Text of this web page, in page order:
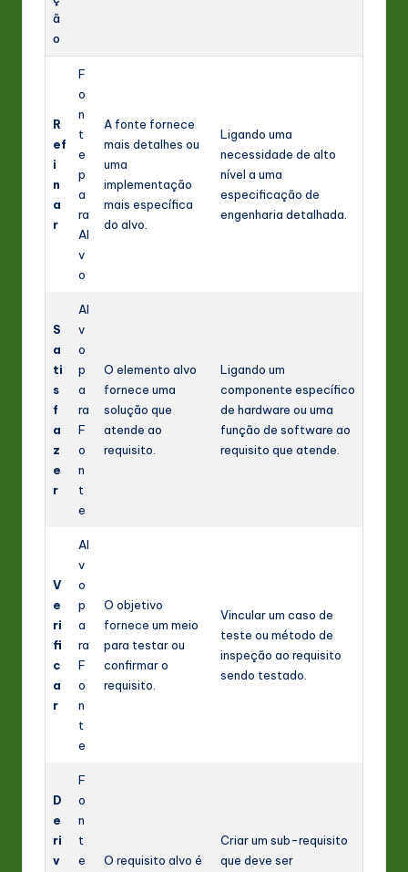
ã
o
R
ef
i
n
a
r
F
o
n
t
e
p
a
ra
Al
v
o
A fonte fornece
mais detalhes ou
uma
implementação
mais específica
do alvo.
Ligando uma
necessidade de alto
nível a uma
especificação de
engenharia detalhada.
S
a
ti
s
f
a
z
e
r
Al
v
o
p
a
ra
F
o
n
t
e
O elemento alvo
fornece uma
solução que
atende ao
requisito.
Ligando um
componente específico
de hardware ou uma
função de software ao
requisito que atende.
V
e
ri
fi
c
a
r
Al
v
o
p
a
ra
F
o
n
t
e
O objetivo
fornece um meio
para testar ou
confirmar o
requisito.
Vincular um caso de
teste ou método de
inspeção ao requisito
sendo testado.
D
e
ri
v
F
o
n
t
e
O requisito alvo é
Criar um sub-requisito
que deve ser